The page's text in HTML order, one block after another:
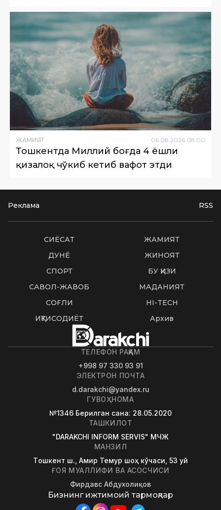
ЖАМИЯТ 06.08.2026 08:00
Тошкентда Миллий боғда 4 ёшли
қизалоқ чўкиб кетиб вафот этди
Реклама RSS
СИËСАТ
ЖАМИЯТ
ДУНË
ЖИНОЯТ
СПОРТ
БУ ҚИЗИҚ
САВОЛ-ЖАВОБ
МАДАНИЯТ
СОҒЛИҚ
HI-TECH
ИҚТИСОДИЁТ
Архив
ТЕЛЕФОН РАҚАМ
+998 97 330 93 91
ЭЛЕКТРОН ПОЧТА
d.darakchi@yandex.ru
ГУВОҲНОМА
№1346 Берилган сана: 28.05.2020
ТАШКИЛОТ
"DARAKCHI INFORM SERVIS" МЧЖ
МАНЗИЛ
Tошкент ш., Амир Темур шоҳ кўчаси, 53 уй
ҒОЯ МУАЛЛИФИ ВА АСОСЧИСИ
Фирдавс Абдухолиқов
Бизнинг ижтимоий тармоқлар